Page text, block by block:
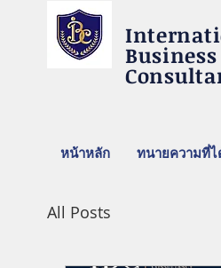
Business
หน้าหลัก ทนายความที่ไ
All Posts